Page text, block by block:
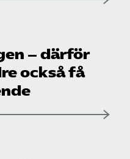
– därför
också få